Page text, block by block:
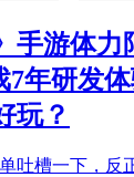
手游体
7年研发
玩？
吐槽一下，反